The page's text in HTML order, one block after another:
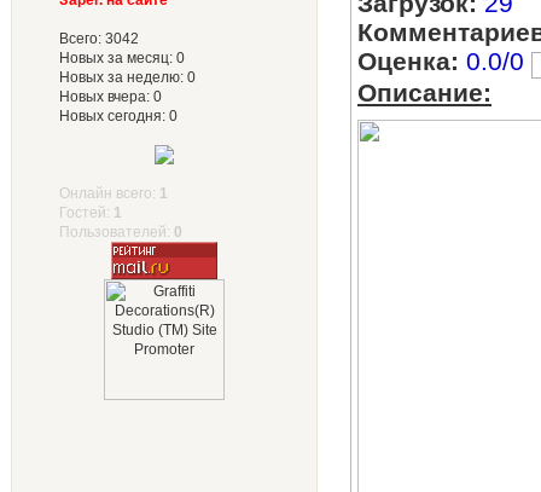
Всего: 3042
Новых за месяц: 0
Новых за неделю: 0
Новых вчера: 0
Новых сегодня: 0
Онлайн всего: 1
Гостей: 1
Пользователей: 0
Оценка: 0.0/0
Описание: